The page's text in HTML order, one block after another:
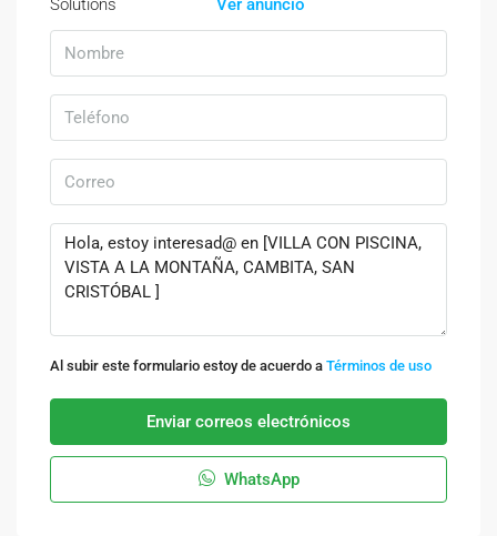
Ver anuncio
Al subir este formulario estoy de acuerdo a Términos de uso
Enviar correos electrónicos
WhatsApp